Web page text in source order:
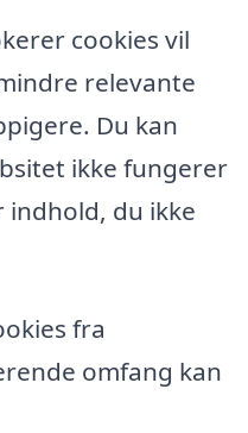
cookies vil
relevante
Du kan
ikke fungerer
du ikke
fra
omfang kan